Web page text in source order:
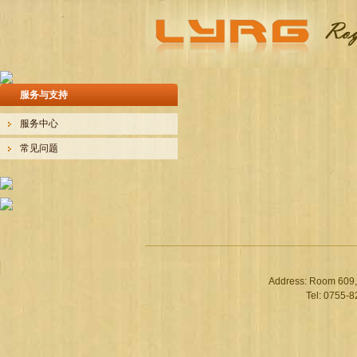
服务与支持
服务中心
常见问题
Address: Room
Tel: 0755-